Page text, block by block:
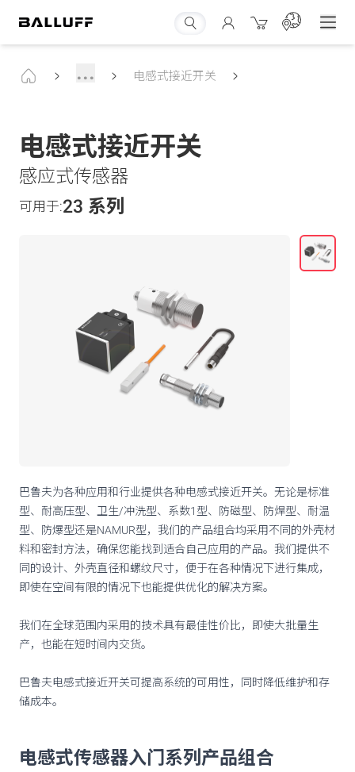
... 电感式接近开关
电感式接近开关
感应式传感器
可用于:23 系列
巴鲁夫为各种应用和行业提供各种电感式接近开关。无论是标准
型、耐高压型、卫生/冲洗型、系数1型、防磁型、防焊型、耐温
型、防爆型还是NAMUR型，我们的产品组合均采用不同的外壳材
料和密封方法，确保您能找到适合自己应用的产品。我们提供不
同的设计、外壳直径和螺纹尺寸，便于在各种情况下进行集成，
即使在空间有限的情况下也能提供优化的解决方案。
我们在全球范围内采用的技术具有最佳性价比，即使大批量生
产，也能在短时间内交货。
巴鲁夫电感式接近开关可提高系统的可用性，同时降低维护和存
储成本。
电感式传感器入门系列产品组合